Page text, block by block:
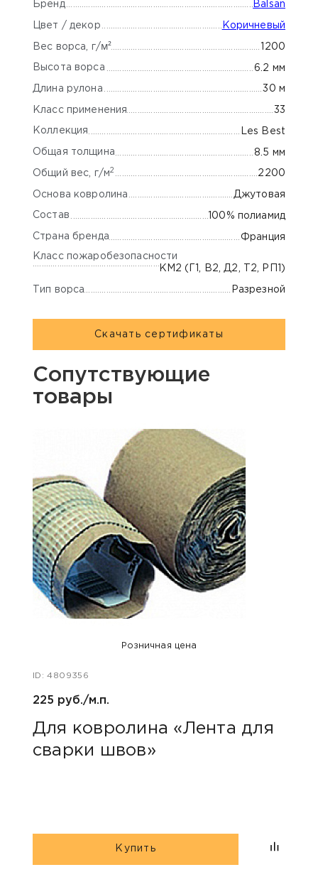
Бренд Balsan
Цвет / декор Коричневый
Вес ворса, г/м² 1200
Высота ворса 6.2 мм
Длина рулона 30 м
Класс применения 33
Коллекция Les Best
Общая толщина 8.5 мм
Общий вес, г/м2 2200
Основа ковролина Джутовая
Состав 100% полиамид
Страна бренда Франция
Класс пожаробезопасности
КМ2 (Г1, В2, Д2, Т2, РП1)
Тип ворса Разрезной
Скачать сертификаты
Сопутствующие
товары
Розничная цена
ID: 4809356
225 руб./м.п.
Для ковролина «Лента для
сварки швов»
Купить